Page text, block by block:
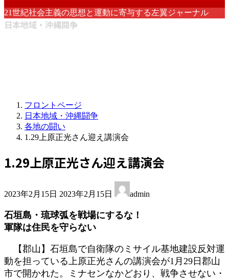
21世紀社会主義の思想と運動に寄与する左翼ジャーナル
日本地域・沖縄闘争
フロントページ
日本地域・沖縄闘争
各地の闘い
1.29上原正光さん迎え講演会
1.29上原正光さん迎え講演会
2023年2月15日 終
新
日
:
2023年2月15日 admin
石垣島・琉球弧を戦場にするな！
軍隊は住民を守らない
【郡山】石垣島で自衛隊のミサイル基地建設反対運
動を担っている上原正光さんの講演会が1月29日郡山
市で開かれた。ミナセンなかどおり、戦争させない・